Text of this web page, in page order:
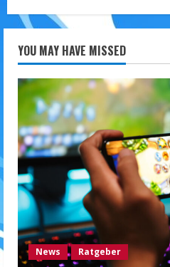
YOU MAY HAVE MISSED
News Ratgeber